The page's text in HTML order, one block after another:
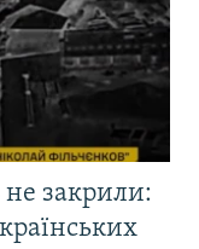
закрили: